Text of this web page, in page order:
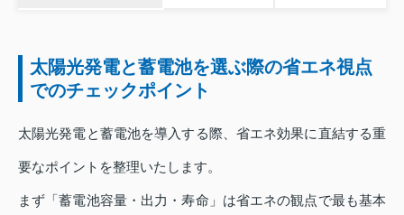
太陽光発電と蓄電池を選ぶ際の省エネ視点
でのチェックポイント
太陽光発電と蓄電池を導入する際、省エネ効果に直結する重
要なポイントを整理いたします。
まず「蓄電池容量・出力・寿命」は省エネの観点で最も基本